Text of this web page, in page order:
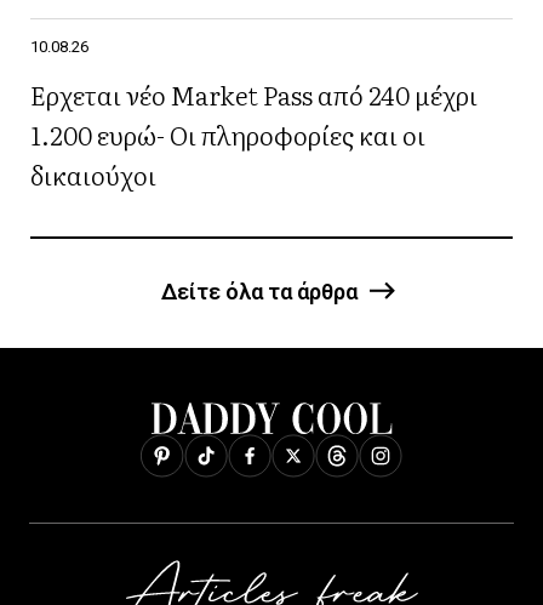
10.08.26
Έρχεται νέο Market Pass από 240 μέχρι
1.200 ευρώ- Οι πληροφορίες και οι
δικαιούχοι
Δείτε όλα τα άρθρα